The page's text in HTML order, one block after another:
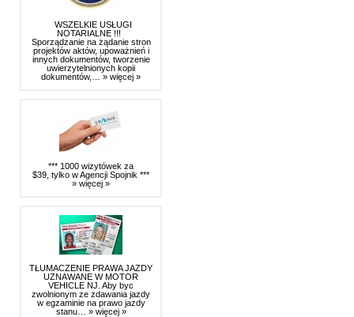
WSZELKIE USŁUGI
NOTARIALNE !!!
Sporządzanie na żądanie stron
projektów aktów, upoważnień i
innych dokumentów, tworzenie
uwierzytelnionych kopii
dokumentów,… » więcej »
*** 1000 wizytówek za
$39, tylko w Agencji Spojnik ***
» więcej »
TŁUMACZENIE PRAWA JAZDY
UZNAWANE W MOTOR
VEHICLE NJ. Aby byc
zwolnionym ze zdawania jazdy
w egzaminie na prawo jazdy
stanu… » więcej »